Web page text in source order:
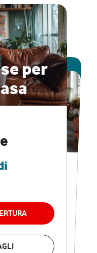
per
e
speciali
CLUB
COPERTURA